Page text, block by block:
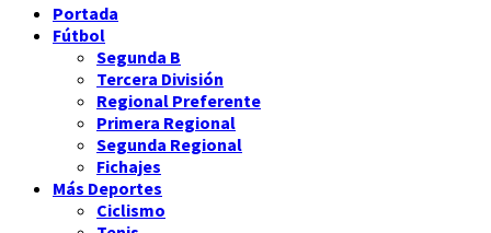
Portada
Fútbol
Segunda B
Tercera División
Regional Preferente
Primera Regional
Segunda Regional
Fichajes
Más Deportes
Ciclismo